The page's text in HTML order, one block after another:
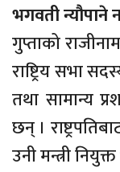
भगवती न्यौपाने
गुप्ताको
राष्ट्रिय सभा
तथा सामान्य
छन् ।
उनी मन्त्री